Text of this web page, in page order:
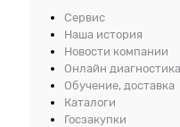
Сервис
Наша история
Новости компании
Онлайн
Обучение, доставка
Каталоги
Госзакупки